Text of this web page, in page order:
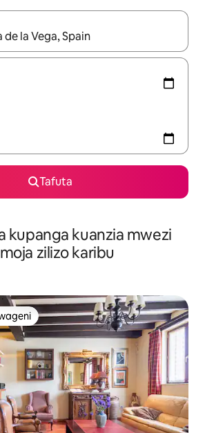
vinjari kwa kutumia vitufe vya
Tafuta
kupanga kuanzia mwezi
zilizo karibu
cha wageni